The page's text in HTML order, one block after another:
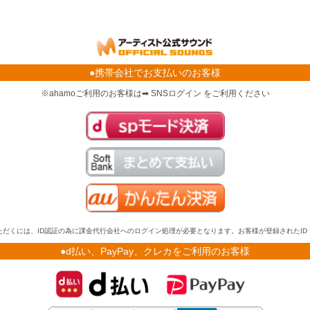
●携帯会社でお支払いのお客様
※ahamoご利用のお客様は➡ SNSログイン をご利用ください
くには、ID認証の為に課金代行会社へのログイン処理が必要となります。お客様が登録されたID
●d払い、PayPay、クレカをご利用のお客様